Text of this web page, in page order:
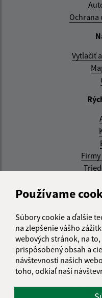
Používame
Súbory cookie a ďalšie
na zlepšenie vášho
webových stránok, na
prispôsobený obsah a
návštevnosti našich
toho, odkiaľ naši
Ochrana
Vytlačiť
Správca
Vytvorené v súlade s